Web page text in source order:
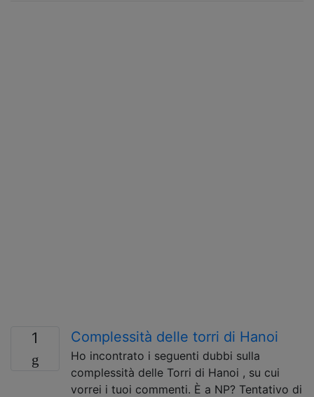
1 Complessità delle torri di Hanoi
Ho incontrato i seguenti dubbi sulla
complessità delle Torri di Hanoi , su cui
vorrei i tuoi commenti. È a NP? Tentativo di